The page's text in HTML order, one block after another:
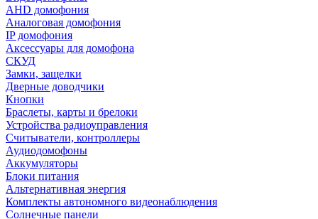
AHD домофония
Аналоговая домофония
IP домофония
Аксессуары для домофона
СКУД
Замки, защелки
Дверные доводчики
Кнопки
Браслеты, карты и брелоки
Устройства радиоуправления
Считыватели, контроллеры
Аудиодомофоны
Аккумуляторы
Блоки питания
Альтернативная энергия
Комплекты автономного видеонаблюдения
Солнечные панели